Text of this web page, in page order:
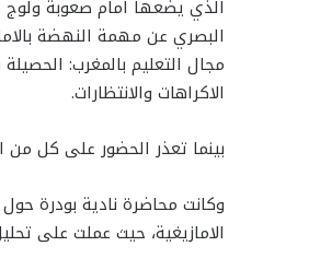
الذي يضعها امام صعوبة
البصري عن مهمة النهضة
مجال التعليم بالمغرب:
الاكراهات والانتظارات.
بينما تعذر الحضور على كل من
وكانت محاضرة نادية بودرة حول
الامازيغية، حيث عملت على